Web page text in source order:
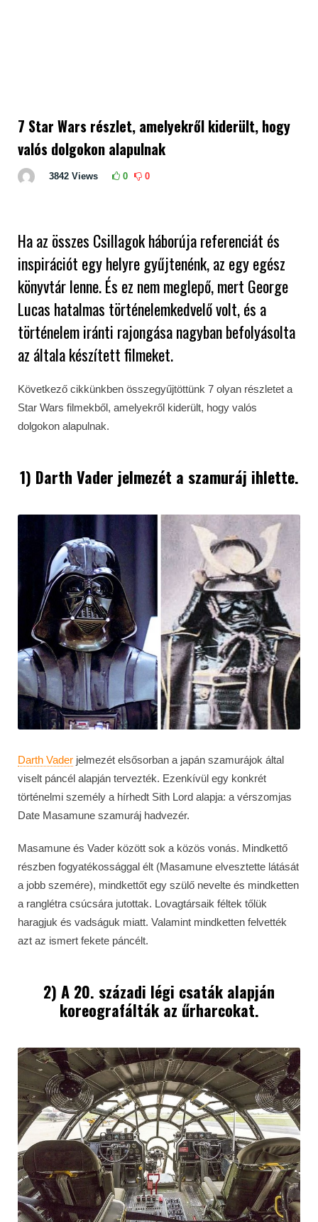
7 Star Wars részlet, amelyekről kiderült, hogy
valós dolgokon alapulnak
3842 Views 0 0
Ha az összes Csillagok háborúja referenciát és
inspirációt egy helyre gyűjtenénk, az egy egész
könyvtár lenne. És ez nem meglepő, mert George
Lucas hatalmas történelemkedvelő volt, és a
történelem iránti rajongása nagyban befolyásolta
az általa készített filmeket.
Következő cikkünkben összegyűjtöttünk 7 olyan részletet a
Star Wars filmekből, amelyekről kiderült, hogy valós
dolgokon alapulnak.
1) Darth Vader jelmezét a szamuráj ihlette.
Darth Vader jelmezét elsősorban a japán szamurájok által
viselt páncél alapján tervezték. Ezenkívül egy konkrét
történelmi személy a hírhedt Sith Lord alapja: a vérszomjas
Date Masamune szamuráj hadvezér.
Masamune és Vader között sok a közös vonás. Mindkettő
részben fogyatékossággal élt (Masamune elvesztette látását
a jobb szemére), mindkettőt egy szülő nevelte és mindketten
a ranglétra csúcsára jutottak. Lovagtársaik féltek tőlük
haragjuk és vadságuk miatt. Valamint mindketten felvették
azt az ismert fekete páncélt.
2) A 20. századi légi csaták alapján
koreografálták az űrharcokat.